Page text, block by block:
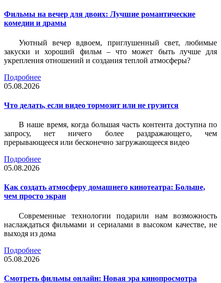
Фильмы на вечер для двоих: Лучшие романтические
комедии и драмы
Уютный вечер вдвоем, приглушенный свет, любимые
закуски и хороший фильм – что может быть лучше для
укрепления отношений и создания теплой атмосферы?
Подробнее
05.08.2026
Что делать, если видео тормозит или не грузится
В наше время, когда большая часть контента доступна по
запросу, нет ничего более раздражающего, чем
прерывающееся или бесконечно загружающееся видео
Подробнее
05.08.2026
Как создать атмосферу домашнего кинотеатра: Больше,
чем просто экран
Современные технологии подарили нам возможность
наслаждаться фильмами и сериалами в высоком качестве, не
выходя из дома
Подробнее
05.08.2026
Смотреть фильмы онлайн: Новая эра кинопросмотра